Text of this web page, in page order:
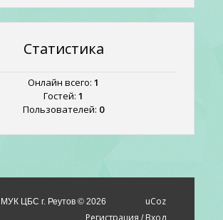
Статистика
Онлайн всего: 1
Гостей: 1
Пользователей: 0
ЦБС г. Реутов © 2026
uCoz
Регистрация / Вход